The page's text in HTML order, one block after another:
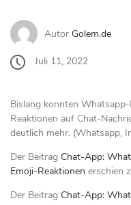
Autor Golem.de
Juli 11, 2022
Bislang konnten
Reaktionen auf Chat-
deutlich mehr. (Whatsapp,
Der Beitrag Chat-App:
Emoji-Reaktionen erschien
Der Beitrag Chat-App: